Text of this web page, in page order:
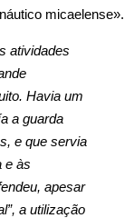
micaelense».
atividades
Havia um
a guarda
e que servia
e às
apesar
a utilização